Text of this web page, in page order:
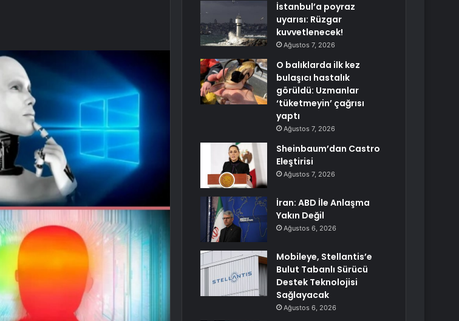
İstanbul’a poyraz
uyarısı: Rüzgar
kuvvetlenecek!
Ağustos 7, 2026
O balıklarda ilk kez
bulaşıcı hastalık
görüldü: Uzmanlar
‘tüketmeyin’ çağrısı
yaptı
Ağustos 7, 2026
Sheinbaum’dan Castro
Eleştirisi
Ağustos 7, 2026
İran: ABD İle Anlaşma
Yakın Değil
Ağustos 6, 2026
Mobileye, Stellantis’e
Bulut Tabanlı Sürücü
Destek Teknolojisi
Sağlayacak
Ağustos 6, 2026